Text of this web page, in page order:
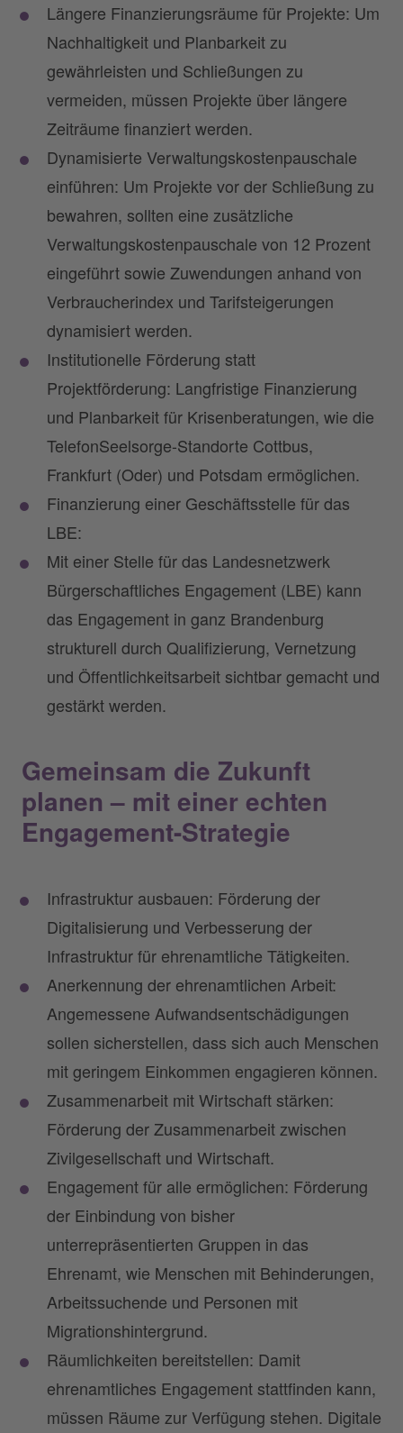
Längere Finanzierungsräume für Projekte: Um
Nachhaltigkeit und Planbarkeit zu
gewährleisten und Schließungen zu
vermeiden, müssen Projekte über längere
Zeiträume finanziert werden.
Dynamisierte Verwaltungskostenpauschale
einführen: Um Projekte vor der Schließung zu
bewahren, sollten eine zusätzliche
Verwaltungskostenpauschale von 12 Prozent
eingeführt sowie Zuwendungen anhand von
Verbraucherindex und Tarifsteigerungen
dynamisiert werden.
Institutionelle Förderung statt
Projektförderung: Langfristige Finanzierung
und Planbarkeit für Krisenberatungen, wie die
TelefonSeelsorge-Standorte Cottbus,
Frankfurt (Oder) und Potsdam ermöglichen.
Finanzierung einer Geschäftsstelle für das
LBE:
Mit einer Stelle für das Landesnetzwerk
Bürgerschaftliches Engagement (LBE) kann
das Engagement in ganz Brandenburg
strukturell durch Qualifizierung, Vernetzung
und Öffentlichkeitsarbeit sichtbar gemacht und
gestärkt werden.
Gemeinsam die Zukunft
planen – mit einer echten
Engagement-Strategie
Infrastruktur ausbauen: Förderung der
Digitalisierung und Verbesserung der
Infrastruktur für ehrenamtliche Tätigkeiten.
Anerkennung der ehrenamtlichen Arbeit:
Angemessene Aufwandsentschädigungen
sollen sicherstellen, dass sich auch Menschen
mit geringem Einkommen engagieren können.
Zusammenarbeit mit Wirtschaft stärken:
Förderung der Zusammenarbeit zwischen
Zivilgesellschaft und Wirtschaft.
Engagement für alle ermöglichen: Förderung
der Einbindung von bisher
unterrepräsentierten Gruppen in das
Ehrenamt, wie Menschen mit Behinderungen,
Arbeitssuchende und Personen mit
Migrationshintergrund.
Räumlichkeiten bereitstellen: Damit
ehrenamtliches Engagement stattfinden kann,
müssen Räume zur Verfügung stehen. Digitale